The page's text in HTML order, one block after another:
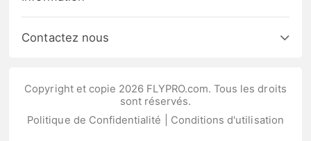
Contactez nous
Copyright et copie 2026 FLYPRO.com. Tous les droits
sont réservés.
Politique de Confidentialité
Conditions d'utilisation